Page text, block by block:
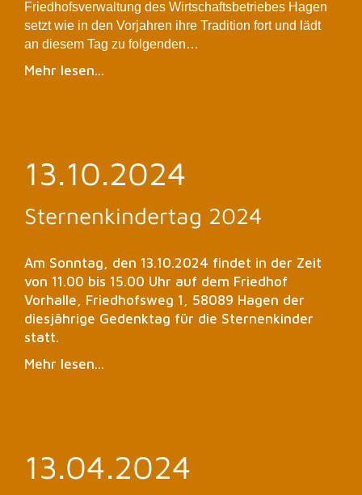
Friedhofsverwaltung des Wirtschaftsbetriebes Hagen
setzt wie in den Vorjahren ihre Tradition fort und lädt
an diesem Tag zu folgenden…
Mehr lesen...
13.10.2024
Sternenkindertag 2024
Am Sonntag, den 13.10.2024 findet in der Zeit
von 11.00 bis 15.00 Uhr auf dem Friedhof
Vorhalle, Friedhofsweg 1, 58089 Hagen der
diesjährige Gedenktag für die Sternenkinder
statt.
Mehr lesen...
13.04.2024